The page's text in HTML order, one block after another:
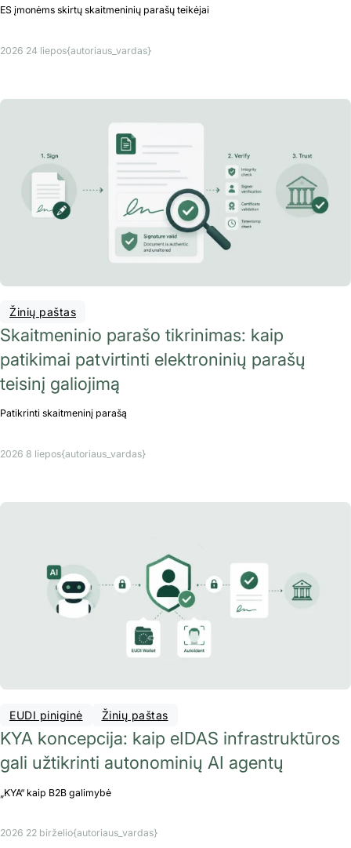
ES įmonėms skirtų skaitmeninių parašų teikėjai
2026 24 liepos{autoriaus_vardas}
Žinių paštas
Skaitmeninio parašo tikrinimas: kaip
patikimai patvirtinti elektroninių parašų
teisinį galiojimą
Patikrinti skaitmeninį parašą
2026 8 liepos{autoriaus_vardas}
EUDI piniginė Žinių paštas
KYA koncepcija: kaip eIDAS infrastruktūros
gali užtikrinti autonominių AI agentų
„KYA“ kaip B2B galimybė
2026 22 birželio{autoriaus_vardas}